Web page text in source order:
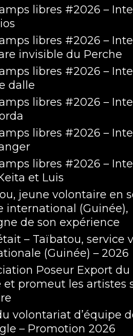
libres #2026 –
libres #2026 –
invisible du Perche
libres #2026 –
dalle
libres #2026 –
libres #2026 –
libres #2026 –
et Luis
jeune volontaire en
international (Guinée),
de son expérience
– Taïbatou, service
(Guinée) – 2026
Poseur Export du
et promeut les artistes
volontariat d’équipe
– Promotion 2026